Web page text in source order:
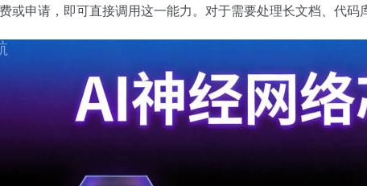
或申请，即可直接调用这一能力。对于需要处理长文档、代码